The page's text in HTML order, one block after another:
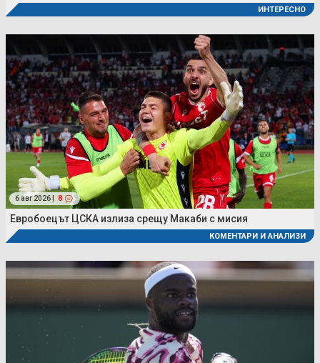
ИНТЕРЕСНО
6 авг 2026 | 8
Евробоецът ЦСКА излиза срещу Макаби с мисия
КОМЕНТАРИ И АНАЛИЗИ